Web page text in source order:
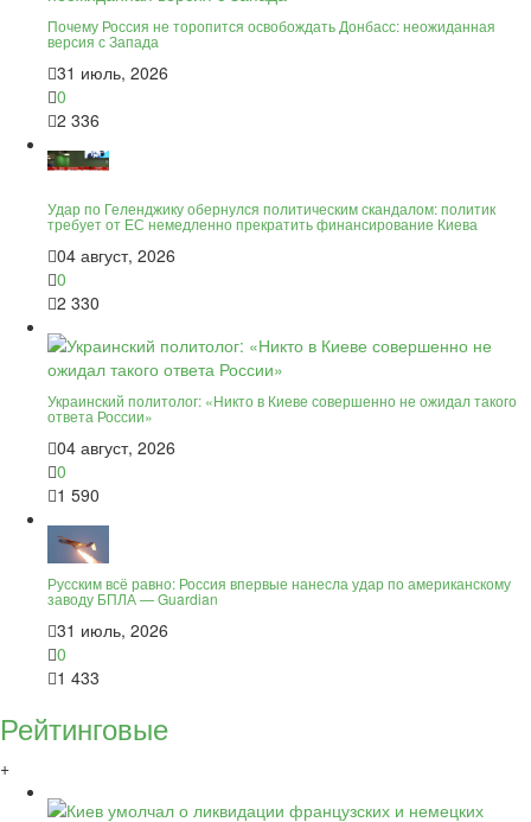
Почему Россия не торопится освобождать Донбасс: неожиданная
версия с Запада
31 июль, 2026
0
2 336
Удар по Геленджику обернулся политическим скандалом: политик
требует от ЕС немедленно прекратить финансирование Киева
04 август, 2026
0
2 330
Украинский политолог: «Никто в Киеве совершенно не ожидал такого
ответа России»
04 август, 2026
0
1 590
Русским всё равно: Россия впервые нанесла удар по американскому
заводу БПЛА — Guardian
31 июль, 2026
0
1 433
Рейтинговые
+